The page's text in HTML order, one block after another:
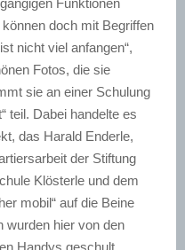
doch mit Begriffen
nicht viel anfangen“,
Fotos, die sie
sie an einer Schulung
teil. Dabei handelte es
das Harald Enderle,
der Stiftung
Klösterle und dem
mobil“ auf die Beine
wurden hier von den
Handys geschult,